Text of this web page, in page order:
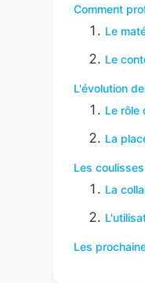
Comment
Le
Le
L'évolution
Le rôle
La
Les
La
Les